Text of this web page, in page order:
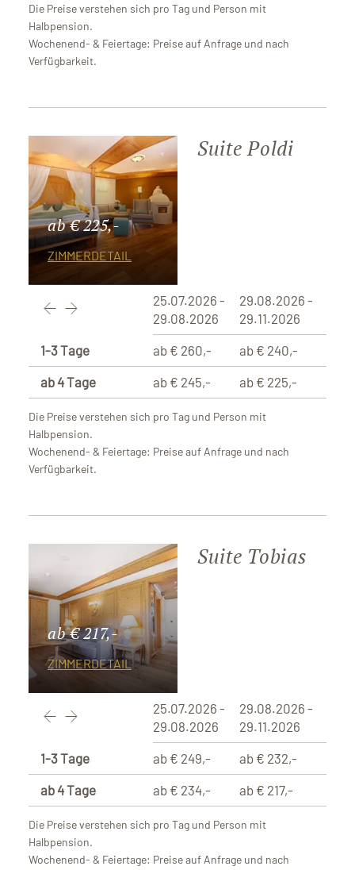
Die Preise verstehen sich pro Tag und Person mit
Halbpension.
Wochenend- & Feiertage: Preise auf Anfrage und nach
Verfügbarkeit.
ab € 225,-
ZIMMERDETAIL
Suite Poldi
25.07.2026 -
29.08.2026
29.08.2026 -
29.11.2026
1-3 Tage
ab 4 Tage
ab € 260,-
ab € 245,-
ab € 240,-
ab € 225,-
Die Preise verstehen sich pro Tag und Person mit
Halbpension.
Wochenend- & Feiertage: Preise auf Anfrage und nach
Verfügbarkeit.
ab € 217,-
ZIMMERDETAIL
Suite Tobias
25.07.2026 -
29.08.2026
29.08.2026 -
29.11.2026
1-3 Tage
ab 4 Tage
ab € 249,-
ab € 234,-
ab € 232,-
ab € 217,-
Die Preise verstehen sich pro Tag und Person mit
Halbpension.
Wochenend- & Feiertage: Preise auf Anfrage und nach